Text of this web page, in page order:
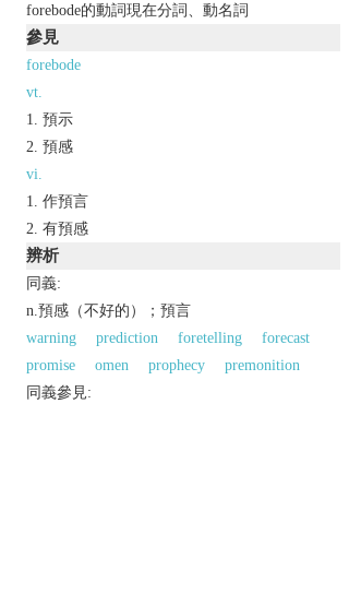
forebode的動詞現在分詞、動名詞
參見
forebode
vt.
預示
預感
vi.
作預言
有預感
辨析
同義:
n.預感（不好的）；預言
warning
prediction foretelling
forecast
promise
omen prophecy
premonition
同義參見: